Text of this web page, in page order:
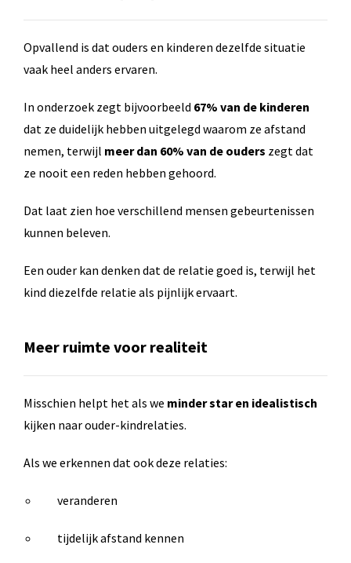
Opvallend is dat ouders en kinderen dezelfde situatie
vaak heel anders ervaren.
In onderzoek zegt bijvoorbeeld 67% van de kinderen
dat ze duidelijk hebben uitgelegd waarom ze afstand
nemen, terwijl meer dan 60% van de ouders zegt dat
ze nooit een reden hebben gehoord.
Dat laat zien hoe verschillend mensen gebeurtenissen
kunnen beleven.
Een ouder kan denken dat de relatie goed is, terwijl het
kind diezelfde relatie als pijnlijk ervaart.
Meer ruimte voor realiteit
Misschien helpt het als we minder star en idealistisch
kijken naar ouder-kindrelaties.
Als we erkennen dat ook deze relaties:
veranderen
tijdelijk afstand kennen